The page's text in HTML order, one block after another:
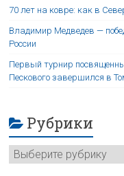
70 лет на ковре: как в
Владимир Медведев —
России
Первый турнир
Пескового завершился в
Рубрики